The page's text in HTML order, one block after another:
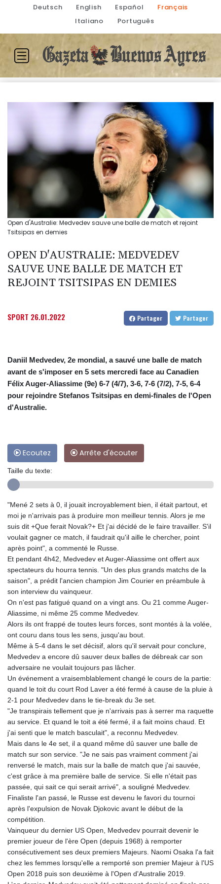
Deutsch English Español
Français
Italiano
Português
Open d'Australie: Medvedev sauve une balle de match et rejoint
Tsitsipas en demies
OPEN D'AUSTRALIE: MEDVEDEV
SAUVE UNE BALLE DE MATCH ET
REJOINT TSITSIPAS EN DEMIES
SPORT 26.01.2022 Partager Partager
Daniil Medvedev, 2e mondial, a sauvé une balle de match
avant de s'imposer en 5 sets mercredi face au Canadien
Félix Auger-Aliassime (9e) 6-7 (4/7), 3-6, 7-6 (7/2), 7-5, 6-4
pour rejoindre Stefanos Tsitsipas en demi-finales de l'Open
d'Australie.
Ecoutez Arrête d'écouter
Taille du texte:
"Mené 2 sets à 0, il jouait incroyablement bien, il était partout, et
moi je n'arrivais pas à produire mon meilleur tennis. Alors je me
suis dit +Que ferait Novak?+ Et j'ai décidé de le faire travailler. S'il
voulait gagner ce match, il faudrait qu'il aille le chercher, point
après point", a commenté le Russe.
Et pendant 4h42, Medvedev et Auger-Aliassime ont offert aux
spectateurs du hourra tennis. "Un des plus grands matchs de la
saison", a prédit l'ancien champion Jim Courier en préambule à
son interview du vainqueur.
On n'est pas fatigué quand on a vingt ans. Ou 21 comme Auger-
Aliassime, ni même 25 comme Medvedev.
Alors ils ont frappé de toutes leurs forces, sont montés à la volée,
ont couru dans tous les sens, jusqu'au bout.
Même à 5-4 dans le set décisif, alors qu'il servait pour conclure,
Medvedev a encore dû sauver deux balles de débreak car son
adversaire ne voulait toujours pas lâcher.
Un événement a vraisemblablement changé le cours de la partie:
quand le toit du court Rod Laver a été fermé à cause de la pluie à
2-1 pour Medvedev dans le tie-break du 3e set.
"Je transpirais tellement que je n'arrivais pas à serrer ma raquette
au service. Et quand le toit a été fermé, il a fait moins chaud. Et
j'ai senti que le match basculait", a reconnu Medvedev.
Mais dans le 4e set, il a quand même dû sauver une balle de
match sur son service. "Je ne sais pas vraiment comment j'ai
renversé le match, mais sur la balle de match que j'ai sauvée,
c'est grâce à ma première balle de service. Si elle n'était pas
passée, qui sait ce qui serait arrivé", a souligné Medvedev.
Finaliste l'an passé, le Russe est devenu le favori du tournoi
après l'expulsion de Novak Djokovic avant le début de la
compétition.
Vainqueur du dernier US Open, Medvedev pourrait devenir le
premier joueur de l'ère Open (depuis 1968) à remporter
consécutivement ses deux premiers Majeurs. Naomi Osaka l'a fait
chez les femmes lorsqu'elle a remporté son premier Majeur à l'US
Open 2018 puis son deuxième à l'Open d'Australie 2019.